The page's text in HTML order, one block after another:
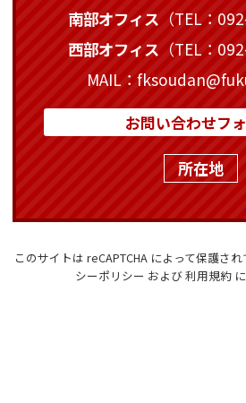
南部オフィス （TEL：
西部オフィス （TEL：
MAIL：
お問い合わせフ
所在地
このサイトは reCAPTCHA によって保護さ
シーポリシー および利用規約に